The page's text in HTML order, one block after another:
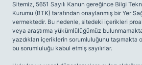
Sitemiz, 5651 Sayılı Kanun gereğince Bilgi
Kurumu (BTK) tarafından onaylanmış bir Yer
vermektedir. Bu nedenle, sitedeki içerikleri
veya araştırma yükümlülüğümüz
yazdıkları içeriklerin sorumluluğunu taşımakta
bu sorumluluğu kabul etmiş sayılırlar.